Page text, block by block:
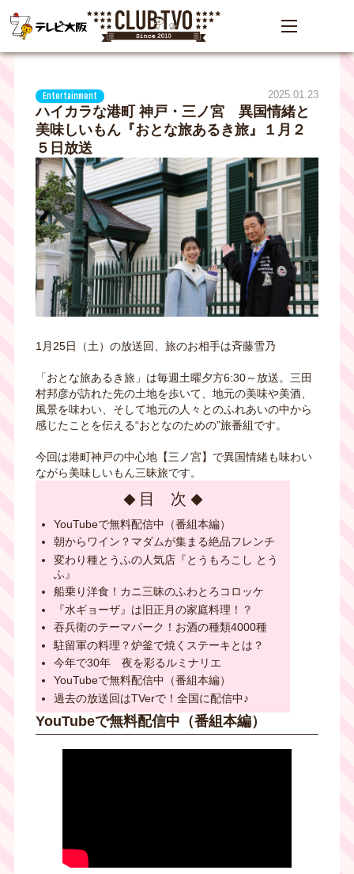
Entertainment 2025.01.23
ハイカラな港町 神戸・三ノ宮 異国情緒と
美味しいもん『おとな旅あるき旅』１月２
５日放送
1月25日（土）の放送回、旅のお相手は斉藤雪乃
「おとな旅あるき旅」は毎週土曜夕方6:30～放送。三田
村邦彦が訪れた先の土地を歩いて、地元の美味や美酒、
風景を味わい、そして地元の人々とのふれあいの中から
感じたことを伝える“おとなのための”旅番組です。
今回は港町神戸の中心地【三ノ宮】で異国情緒も味わい
ながら美味しいもん三昧旅です。
目 次
YouTubeで無料配信中（番組本編）
朝からワイン？マダムが集まる絶品フレンチ
変わり種とうふの人気店『とうもろこし とう
ふ』
船乗り洋食！カニ三昧のふわとろコロッケ
『水ギョーザ』は旧正月の家庭料理！？
吞兵衛のテーマパーク！お酒の種類4000種
駐留軍の料理？炉釜で焼くステーキとは？
今年で30年 夜を彩るルミナリエ
YouTubeで無料配信中（番組本編）
過去の放送回はTVerで！全国に配信中♪
YouTubeで無料配信中（番組本編）